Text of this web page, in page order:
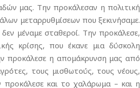
μας. Την προκάλεσαν η πολιτική
μεταρρυθμίσεων που ξεκινήσαμε.
μέναμε σταθεροί. Την προκάλεσε,
κρίσης, που έκανε μια δύσκολη
προκάλεσε η απομάκρυνση μας από
τους μισθωτούς, τους νέους,
προκάλεσε και το χαλάρωμα – και η